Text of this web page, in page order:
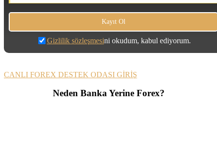
Gizlilik sözleşmesini okudum, kabul ediyorum.
CANLI FOREX DESTEK ODASI GİRİŞ
Neden Banka Yerine Forex?